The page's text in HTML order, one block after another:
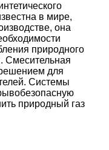
в мире,
она
природного
Смесительная
для
Системы
природный газ